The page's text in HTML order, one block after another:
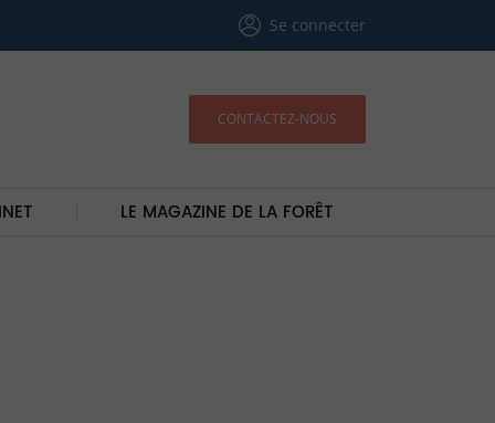
Se connecter
CONTACTEZ-NOUS
LE MAGAZINE DE LA FORÊT